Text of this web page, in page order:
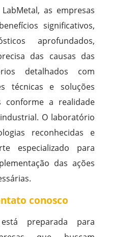
as empresas
significativos,
aprofundados,
das causas das
detalhados com
técnicas e soluções
conforme a realidade
O laboratório
reconhecidas e
especializado para
das ações
conosco
preparada para